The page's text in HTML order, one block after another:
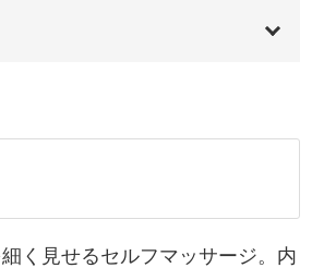
ている可能性も。
います。
00:58
03:03
く見せるセルフマッサージ。内